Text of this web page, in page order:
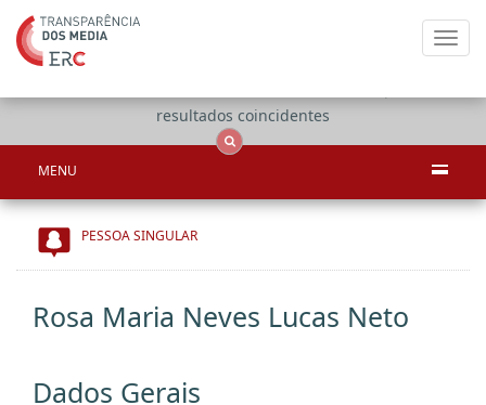
resultados coincidentes
MENU
PESSOA SINGULAR
Rosa Maria Neves Lucas Neto
Dados Gerais